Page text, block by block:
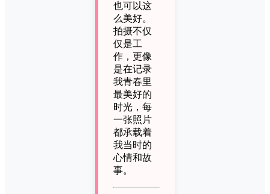
也可以这
么美好。
拍摄不仅
仅是工
作，更像
是在记录
我青春里
最美好的
时光，每
一张照片
都承载着
我当时的
心情和故
事。